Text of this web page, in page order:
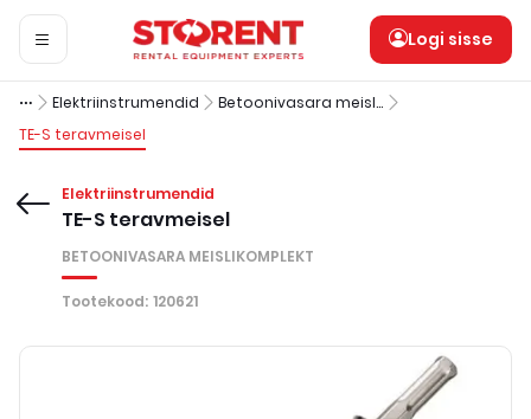
Logi sisse
Elektriinstrumendid
Betoonivasara meislikomplekt
TE-S teravmeisel
Elektriinstrumendid
TE-S teravmeisel
BETOONIVASARA MEISLIKOMPLEKT
Tootekood: 120621